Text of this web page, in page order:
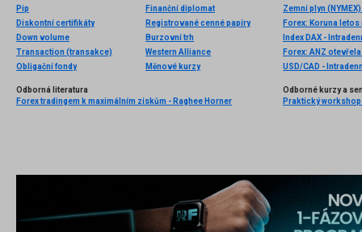
Pip
Diskontní certifikáty
Down volume
Transaction (transakce)
Obligační fondy
Finanční diplomat
Registrované cenné papíry
Burzovní trh
Western Alliance
Měnové kurzy
Zemní plyn
Index DAX -
Forex: ANZ
USD/CAD -
Odborná literatura
Forex tradingem k maximálním ziskům - Raghee Horner
Odborné kurzy a